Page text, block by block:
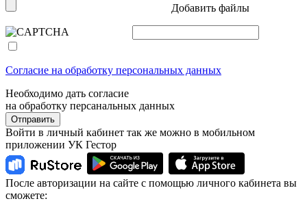
Добавить файлы
Согласие на обработку персональных данных
Необходимо дать согласие
на обработку персанальных данных
Отправить
Войти в личный кабинет так же можно в мобильном
приложении УК Гестор
После авторизации на сайте с помощью личного кабинета вы
сможете: